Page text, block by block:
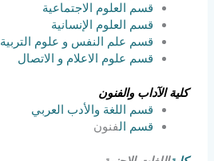
قسم العلوم الاجتماعية
قسم العلوم الإنسانية
قسم علم النفس و علوم التربية
قسم علوم الاعلام و الاتصال
كلية الآداب والفنون
قسم اللغة والأدب العربي
قسم الفنون